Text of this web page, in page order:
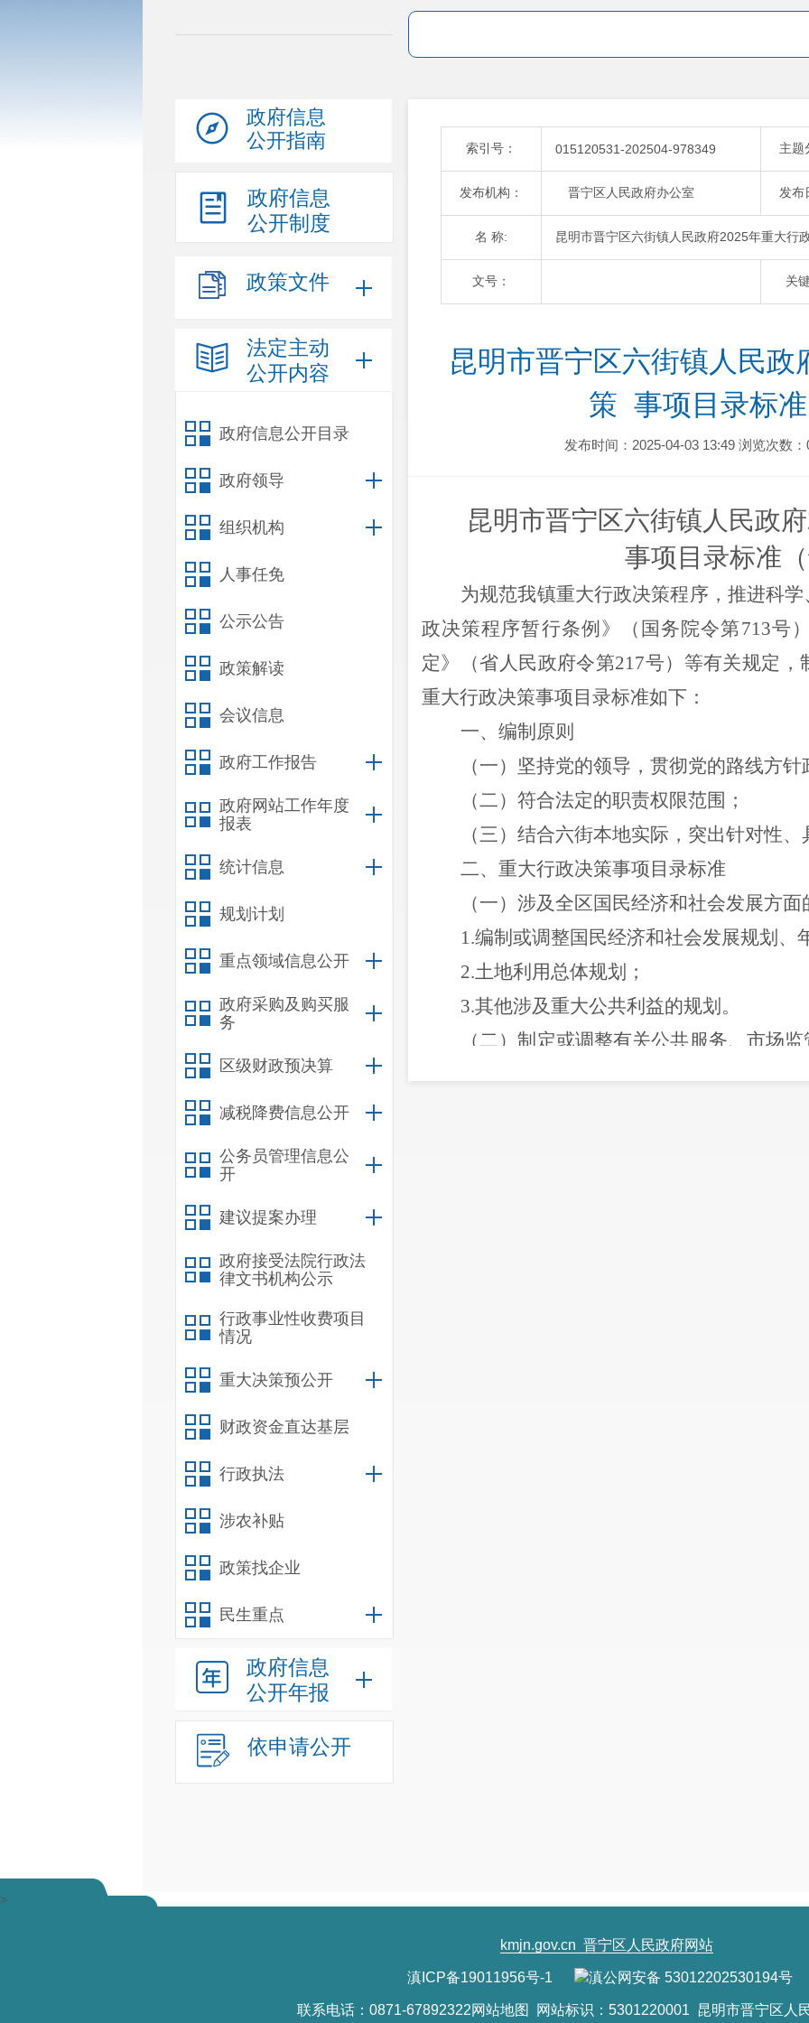
政府信息
公开指南
政府信息
公开制度
政策文件
法定主动
公开内容
政府信息公开目录
政府领导
组织机构
人事任免
公示公告
政策解读
会议信息
政府工作报告
政府网站工作年度
报表
统计信息
规划计划
重点领域信息公开
政府采购及购买服
务
区级财政预决算
减税降费信息公开
公务员管理信息公
开
建议提案办理
政府接受法院行政法
律文书机构公示
行政事业性收费项目
情况
重大决策预公开
财政资金直达基层
行政执法
涉农补贴
政策找企业
民生重点
政府信息
公开年报
依申请公开
索引号： 015120531-202504-978349 主题
发布机构： 晋宁区人民政府办公室 发布
名 称: 昆明市晋宁区六街镇人民政府2025年重大行
文号： 关
昆明市晋宁区六街镇人民政
策  事项目录标准
发布时间：2025-04-03 13:49 浏览次数：
昆明市晋宁区六街镇人民政
事项目录标准（
为规范我镇重大行政决策程序，推进科
政决策程序暂行条例》（国务院令第713号
定》（省人民政府令第217号） 等有关规定
重大行政决策事项目录标准如下：
一、编制原则
（一）坚持党的领导，贯彻党的路线方针
（二）符合法定的职责权限范围；
（三）结合六街本地实际，突出针对性、
二、重大行政决策事项目录标准
（一）涉及全区国民经济和社会发展方面
1.编制或调整国民经济和社会发展规划、
2.土地利用总体规划 ；
3.其他涉及重大公共利益的规划 。
（二）制定或调整有关公共服务、市场
>
kmjn.gov.cn 晋宁区人民政府网站
滇ICP备19011956号-1 滇公网安备 53012202530194号
联系电话：0871-67892322网站地图 网站标识：5301220001 昆明市晋宁区人